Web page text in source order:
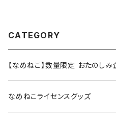
CATEGORY
【なめねこ】数量限定 おたのし
なめねこライセンスグッズ